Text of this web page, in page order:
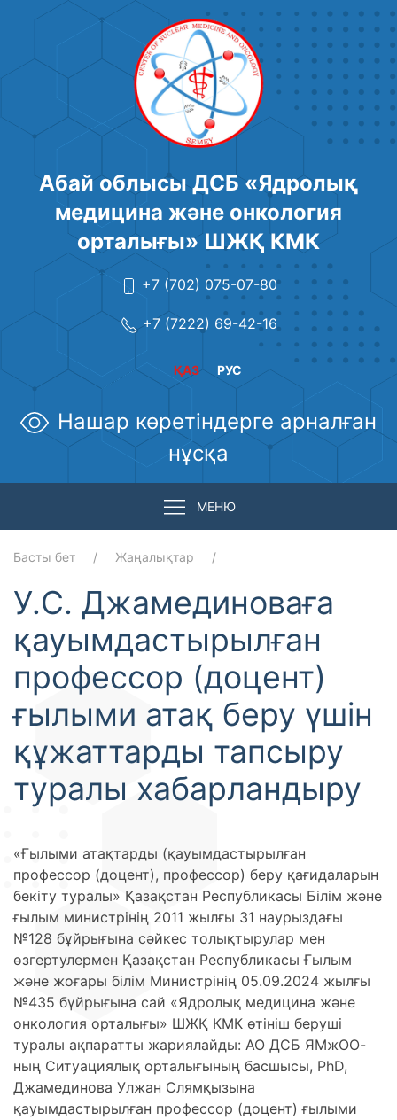
Абай облысы ДСБ «Ядролық
медицина және онкология
орталығы» ШЖҚ КМК
+7 (702) 075-07-80
+7 (7222) 69-42-16
РУС
ҚАЗ
Нашар көретіндерге арналған
нұсқа
МЕНЮ
Басты бет Жаңалықтар
У.С. Джамединоваға
қауымдастырылған
профессор (доцент)
ғылыми атақ беру үшін
құжаттарды тапсыру
туралы хабарландыру
«Ғылыми атақтарды (қауымдастырылған
профессор (доцент), профессор) беру қағидаларын
бекіту туралы» Қазақстан Республикасы Білім және
ғылым министрінің 2011 жылғы 31 наурыздағы
№128 бұйрығына сәйкес толықтырулар мен
өзгертулермен Қазақстан Республикасы Ғылым
және жоғары білім Министрінің 05.09.2024 жылғы
№435 бұйрығына сай «Ядролық медицина және
онкология орталығы» ШЖҚ КМК өтініш беруші
туралы ақпаратты жариялайды: АО ДСБ ЯМжОО-
ның Ситуациялық орталығының басшысы, PhD,
Джамединова Улжан Слямқызына
қауымдастырылған профессор (доцент) ғылыми